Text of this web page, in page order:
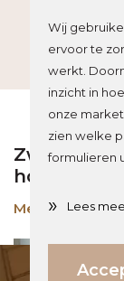
Zwart
Meer over dit
Direct
Wij
ervoor te
werkt.
inzicht in
onze
zien welke
formulieren
» Lees